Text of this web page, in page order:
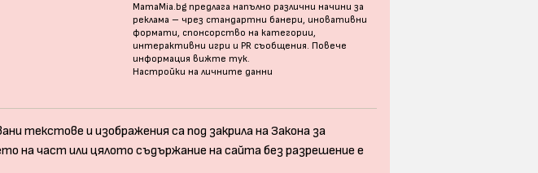
MamaMia.bg предлага напълно различни начини за
реклама – чрез стандартни банери, иновативни
формати, спонсорство на категории,
интерактивни игри и PR съобщения. Повече
информация вижте тук.
Настройки на личните данни
текстове и изображения са под закрила на Закона за
на част или цялото съдържание на сайта без разрешение е